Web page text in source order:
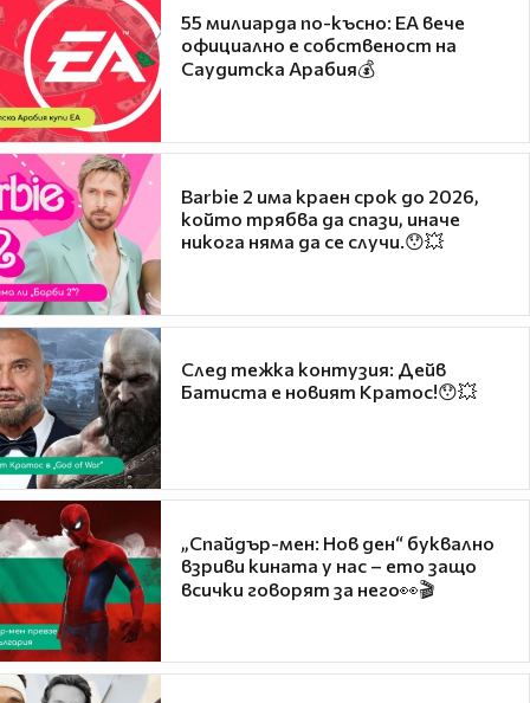
55 милиарда по-късно: EA вече
официално е собственост на
Саудитска Арабия💰
Barbie 2 има краен срок до 2026,
който трябва да спази, иначе
никога няма да се случи.😯💥
След тежка контузия: Дейв
Батиста е новият Кратос!😯💥
„Спайдър-мен: Нов ден“ буквално
взриви кината у нас – ето защо
всички говорят за него👀🎬